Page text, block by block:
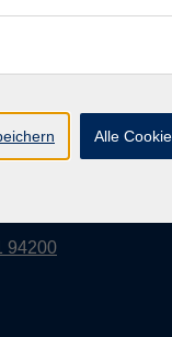
20
94200
Alle